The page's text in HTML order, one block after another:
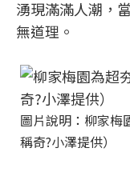
湧現滿滿人潮，
無道理。
圖片說明：柳家梅
稱奇?小澤提供）